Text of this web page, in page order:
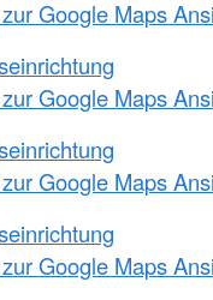
Google Maps
Google Maps
Google Maps
Google Maps